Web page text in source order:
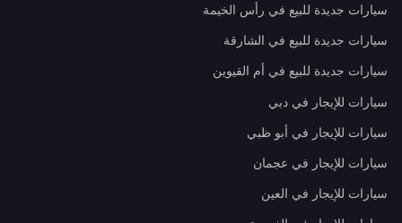
سيارات جديدة للبيع في رأس الخيمة
سيارات جديدة للبيع في الشارقة
سيارات جديدة للبيع في أم القيوين
سيارات للإيجار في دبي
سيارات للإيجار في أبو ظبي
سيارات للإيجار في عجمان
سيارات للإيجار في العين